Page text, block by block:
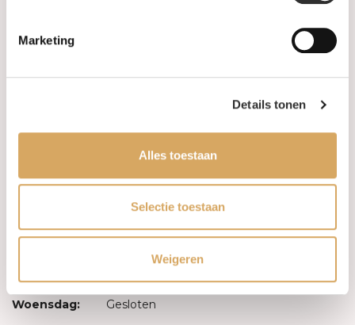
Marketing
Details tonen
Alles toestaan
Selectie toestaan
Weigeren
Maandag: Gesloten
Woensdag: Gesloten